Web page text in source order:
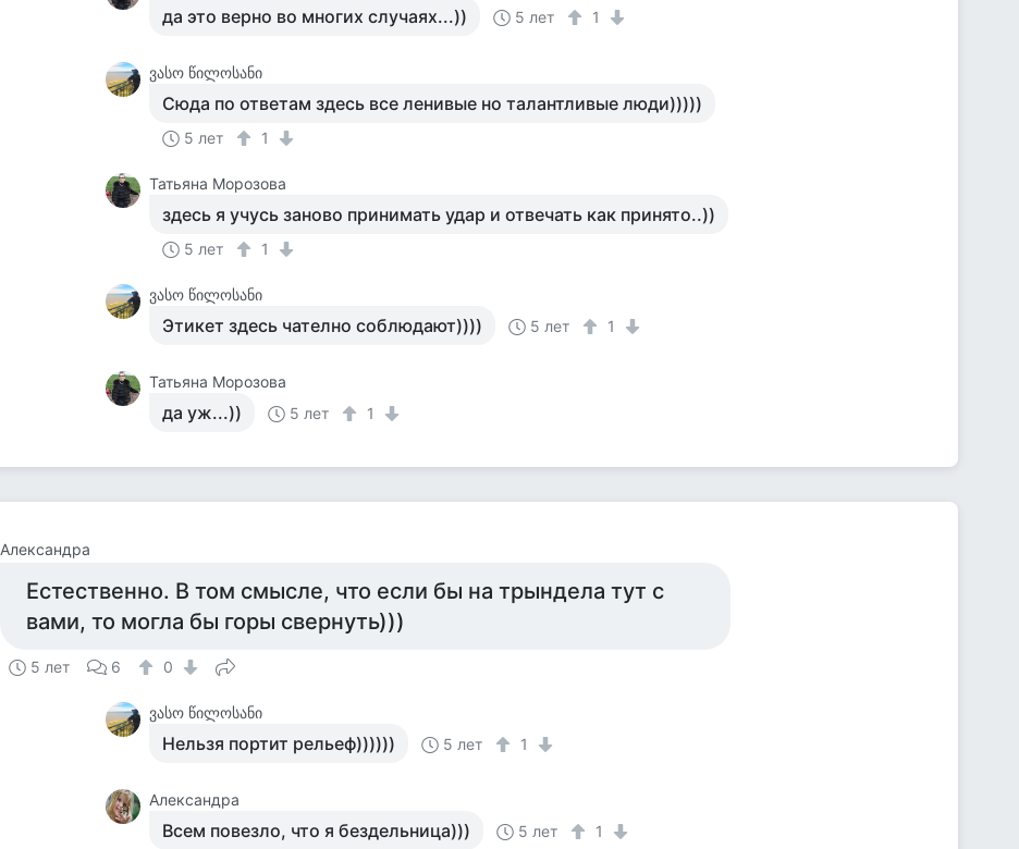
да это верно во многих случаях...)) 5 лет 1
ვასო წილოსანი
Сюда по ответам здесь все ленивые но талантливые люди)))))
5 лет 1
Татьяна Морозова
здесь я учусь заново принимать удар и отвечать как принято..))
5 лет 1
ვასო წილოსანი
Этикет здесь чателно соблюдают)))) 5 лет 1
Татьяна Морозова
да уж...)) 5 лет 1
Александра
Естественно. В том смысле, что если бы на трындела тут с
вами, то могла бы горы свернуть)))
5 лет 6 0
ვასო წილოსანი
Нельзя портит рельеф)))))) 5 лет 1
Александра
Всем повезло, что я бездельница))) 5 лет 1